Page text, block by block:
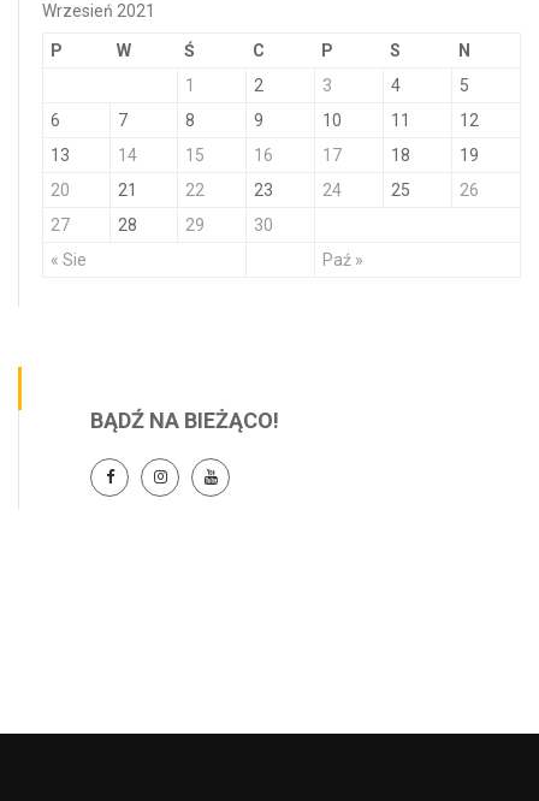
Wrzesień 2021
P W Ś C P S N
« Sie Paź »
1 2 3 4
5
6
7 8 9 10 11
12
13
14 15 16 17 18
19
20
21 22 23 24 25
26
27
28 29 30
BĄDŹ NA BIEŻĄCO!